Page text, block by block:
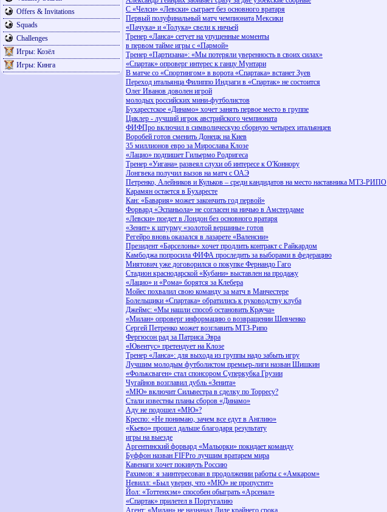
Offers & Invitations
Squads
Challenges
Игры: Козёл
Игры: Кинга
С «Челси» «Левски» сыграет без основного вратаря
Первый полуфинальный матч чемпионата Мексики
«Пачука» и «Толука» свели к ничьей
Тренер «Ланса» сетует на упущенные моменты
в первом тайме игры с «Пармой»
Тренер «Партизана»: «Мы потеряли уверенность в своих силах»
«Спартак» опроверг интерес к ганцу Мунтари
В матче со «Спортингом» в ворота «Спартака» встанет Зуев
Переход итальянца Филиппо Индзаги в «Спартак» не состоится
Олег Иванов доволен игрой
молодых российских мини-футболистов
Бухарестское «Динамо» хочет занять первое место в группе
Циклер - лучший игрок австрийского чемпионата
ФИФПро включил в символическую сборную четырех итальянцев
Воробей готов сменить Донецк на Киев
35 миллионов евро за Мирослава Клозе
«Лацио» подпишет Гильермо Родригеса
Тренер «Уигана» развеял слухи об интересе к О'Коннору
Лонгвека получил вызов на матч с ОАЭ
Петренко, Алейников и Кульков – среди кандидатов на место наставника МТЗ-РИПО
Карамян остается в Бухаресте
Кан: «Бавария» может закончить год первой»
Форвард «Эспаньола» не согласен на ничью в Амстердаме
«Левски» поедет в Лондон без основного вратаря
«Зенит» к штурму «золотой вершины» готов
Регейро вновь оказался в лазарете «Валенсии»
Президент «Барселоны» хочет продлить контракт с Райкардом
Камбоджа попросила ФИФА проследить за выборами в федерацию
Миятович уже договорился о покупке Фернандо Гаго
Стадион краснодарской «Кубани» выставлен на продажу
«Лацио» и «Рома» борятся за Клебера
Мойес похвалил свою команду за матч в Манчестере
Болельщики «Спартака» обратились к руководству клуба
Джеймс: «Мы нашли способ остановить Крауча»
«Милан» опроверг информацию о возвращении Шевченко
Сергей Петренко может возглавить МТЗ-Рипо
Фергюсон рад за Патриса Эвра
«Ювентус» претендует на Клозе
Тренер «Ланса»: для выхода из группы надо забыть игру
Лучшим молодым футболистом премьер-лиги назван Шишкин
«Фольксваген» стал спонсором Суперкубка Грузии
Чугайнов возглавил дубль «Зенита»
«МЮ» включит Сильвестра в сделку по Торресу?
Стали известны планы сборов «Динамо»
Аду не подошел «МЮ»?
Креспо: «Не понимаю, зачем все едут в Англию»
«Кьево» прошел дальше благодаря результату
игры на выезде
Аргентинский форвард «Мальорки» покидает команду
Буффон назван FIFPro лучшим вратарем мира
Кавенаги хочет покинуть Россию
Рахимов: я заинтересован в продолжении работы с «Амкаром»
Невилл: «Был уверен, что «МЮ» не пропустит»
Йол: «Тоттенхэм» способен обыграть «Арсенал»
«Спартак» прилетел в Португалию
Агент: «Милан» не назначал Диде крайнего срока